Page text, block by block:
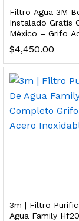
Filtro Agua 3M
Instalado Gratis
México – Grifo
Inoxidable
$4,450.00
3m | Filtro
Agua Family
al carrito
999.00
al carrito
2,899.00